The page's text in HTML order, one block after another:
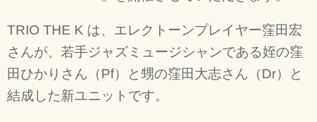
TRIO THE K は、エレクトーンプレイヤー窪田宏
さんが、若手ジャズミュージシャンである姪の窪
田ひかりさん（Pf）と甥の窪田大志さん（Dr）と
結成した新ユニットです。